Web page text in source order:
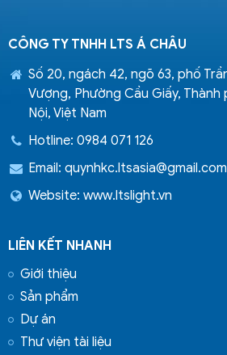
CÔNG TY TNHH LTS Á CHÂU
Số 20, ngách 42, ngõ 63, phố
Vượng, Phường Cầu Giấy, Thành
Nội, Việt Nam
Hotline: 0984 071 126
Email: quynhkc.ltsasia@gmail.com
Website: www.ltslight.vn
LIÊN KẾT NHANH
Giới thiệu
Sản phẩm
Dự án
Thư viện tài liệu